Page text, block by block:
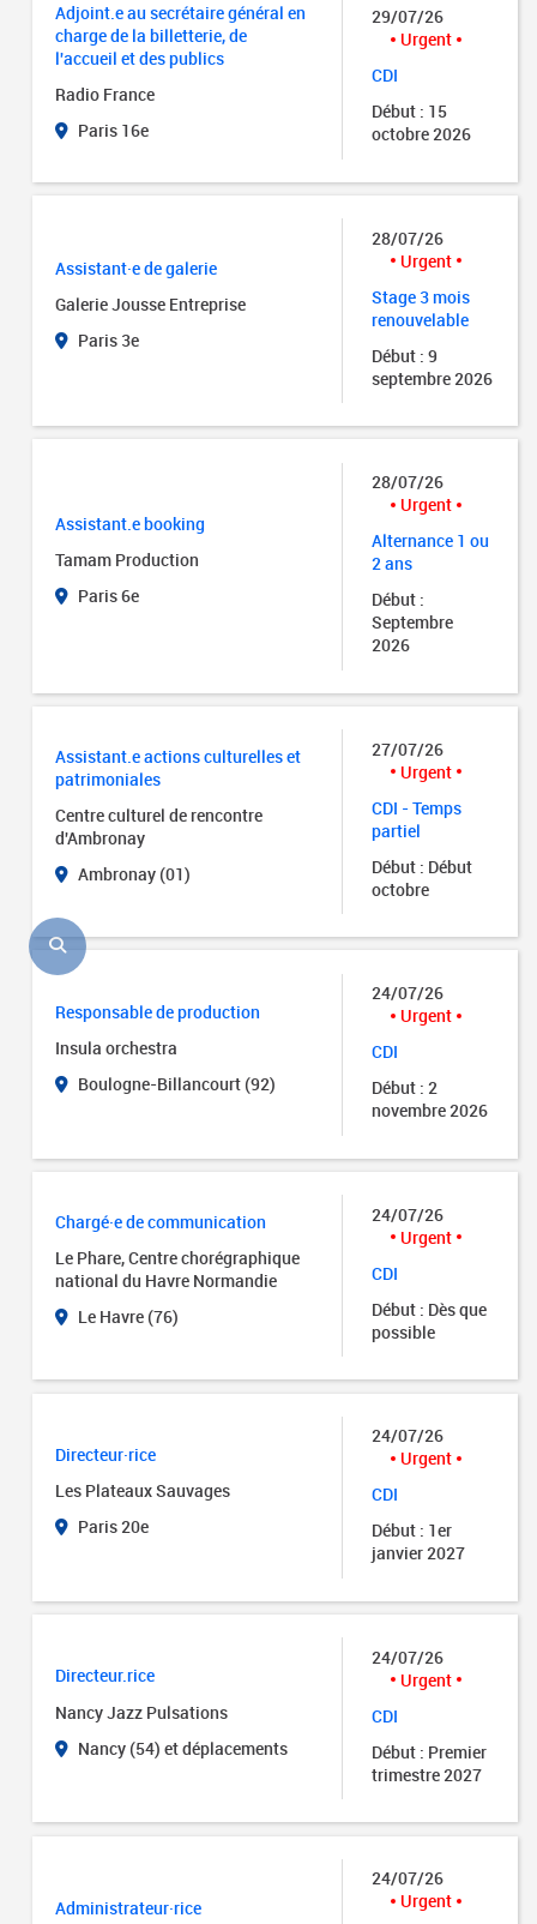
Adjoint.e au secrétaire général en
charge de la billetterie, de
l'accueil et des publics
Radio France
Paris 16e
29/07/26
Urgent
CDI
Début : 15
octobre 2026
Assistant·e de galerie
Galerie Jousse Entreprise
Paris 3e
28/07/26
Urgent
Stage 3 mois
renouvelable
Début : 9
septembre 2026
Assistant.e booking
Tamam Production
Paris 6e
28/07/26
Urgent
Alternance 1 ou
2 ans
Début :
Septembre
2026
Assistant.e actions culturelles et
patrimoniales
Centre culturel de rencontre
d'Ambronay
Ambronay (01)
27/07/26
Urgent
CDI - Temps
partiel
Début : Début
octobre
Responsable de production
Insula orchestra
Boulogne-Billancourt (92)
24/07/26
Urgent
CDI
Début : 2
novembre 2026
Chargé·e de communication
Le Phare, Centre chorégraphique
national du Havre Normandie
Le Havre (76)
24/07/26
Urgent
CDI
Début : Dès que
possible
Directeur·rice
Les Plateaux Sauvages
Paris 20e
24/07/26
Urgent
CDI
Début : 1er
janvier 2027
Directeur.rice
Nancy Jazz Pulsations
Nancy (54) et déplacements
24/07/26
Urgent
CDI
Début : Premier
trimestre 2027
Administrateur·rice
24/07/26
Urgent